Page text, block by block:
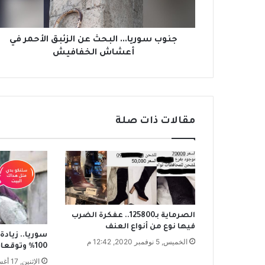
ا
ا
ث
ع
ن
ا
ل
ز
ئ
ب
ق
ا
جنوب سوريا... البحث عن الزئبق الأحمر في
أعشاش الخفافيش
مقالات ذات صلة
الصرماية بـ125800.. عفكرة الضرب
فيها نوع من أنواع العنف
الخميس, 5 نوفمبر 2020, 12:42 م
سوريا..
100% وتوقعات بارتفاعها أكثر
الإثنين, 17 أغسطس 2020, 1:39 م